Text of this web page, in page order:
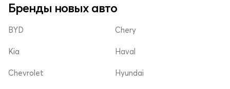
Бренды новых авто
BYD
Kia
Chevrolet
Chery
Haval
Hyundai